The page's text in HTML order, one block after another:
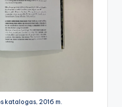
katalogas, 2016 m.